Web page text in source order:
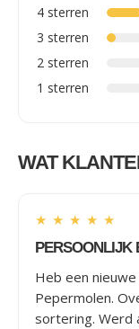
4 sterren
3 sterren
2 sterren
1 sterren
WAT
★ ★ ★ ★ ★
PERSOONLIJK
Heb een
Pepermolen.
sortering. Werd